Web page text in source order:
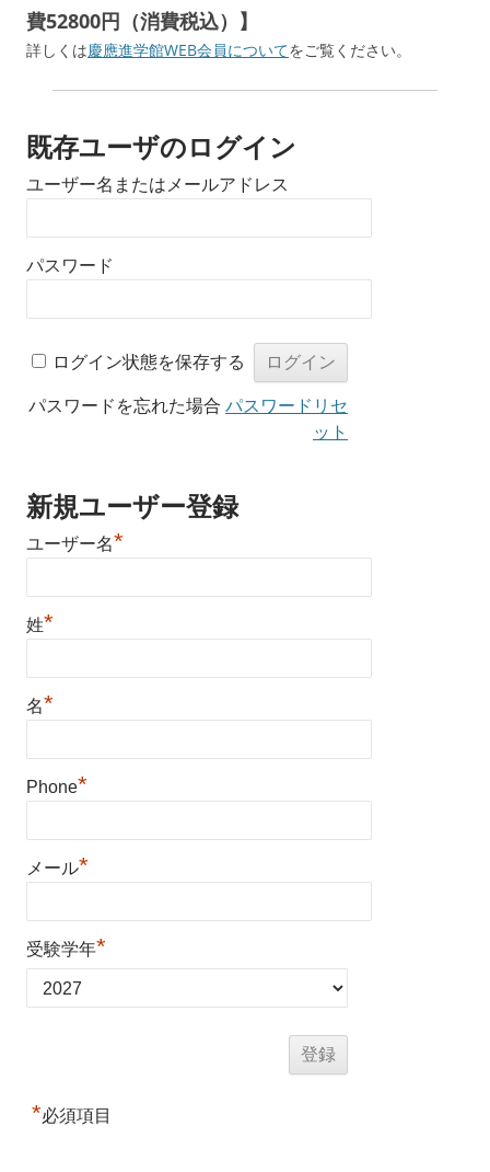
費52800円（消費税込）】
詳しくは慶應進学館WEB会員についてをご覧ください。
既存ユーザのログイン
ユーザー名またはメールアドレス
パスワード
ログイン状態を保存する
パスワードを忘れた場合 パスワードリセ
ット
新規ユーザー登録
ユーザー名*
姓*
名*
Phone*
メール*
受験学年*
*必須項目